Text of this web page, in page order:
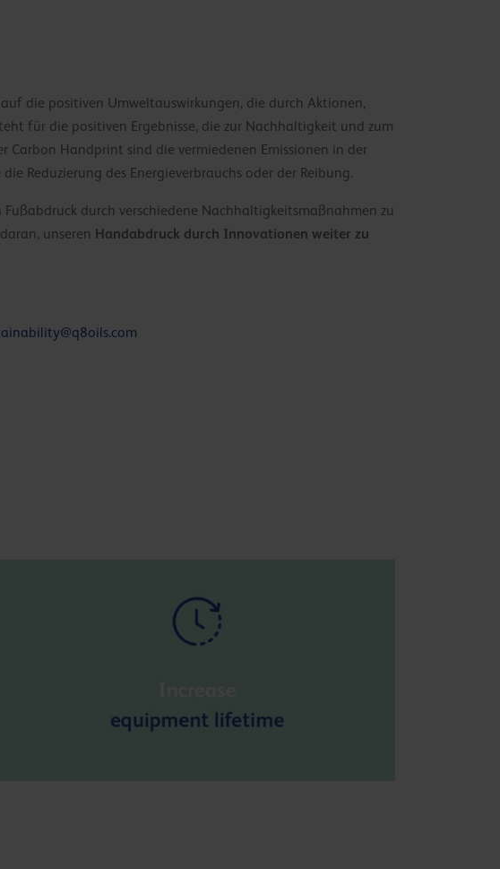
die positiven Umweltauswirkungen, die durch Aktionen,
für die positiven Ergebnisse, die zur Nachhaltigkeit und zum
Carbon Handprint sind die vermiedenen Emissionen in der
Reduzierung des Energieverbrauchs oder der Reibung.
durch verschiedene Nachhaltigkeitsmaßnahmen zu
unseren Handabdruck durch Innovationen weiter zu